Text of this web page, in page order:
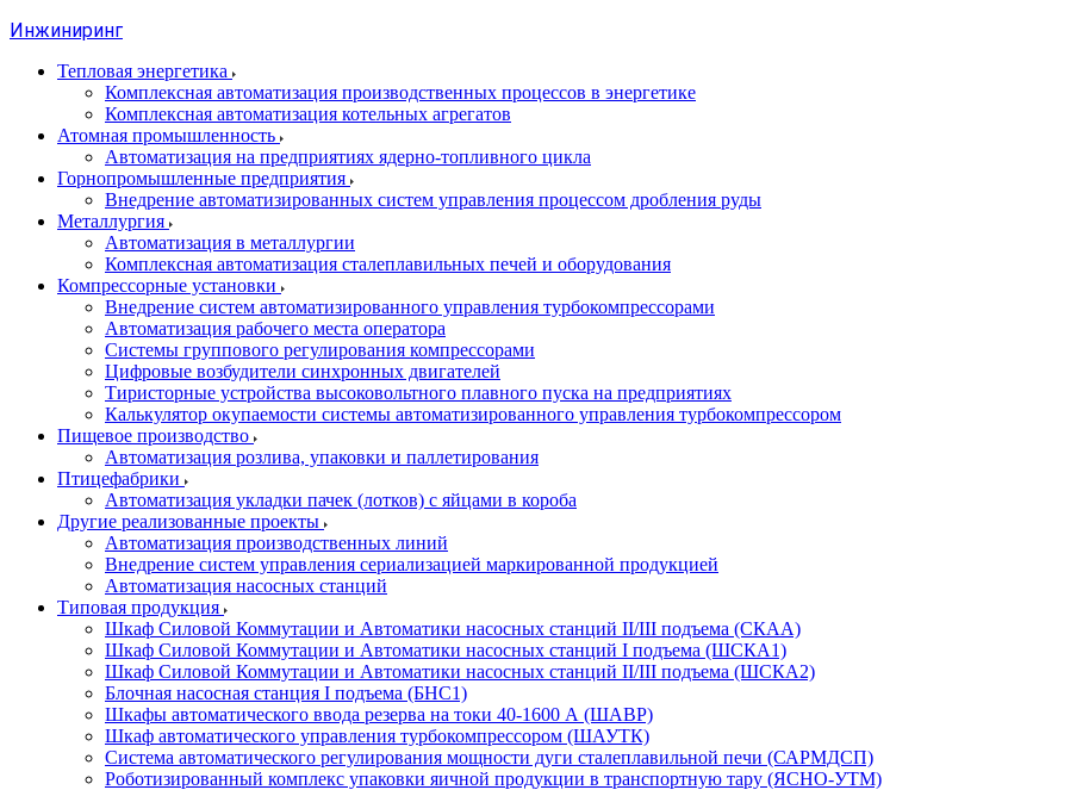
Инжиниринг
Тепловая энергетика
Комплексная автоматизация производственных процессов в энергетике
Комплексная автоматизация котельных агрегатов
Атомная промышленность
Автоматизация на предприятиях ядерно-топливного цикла
Горнопромышленные предприятия
Внедрение автоматизированных систем управления процессом дробления руды
Металлургия
Автоматизация в металлургии
Комплексная автоматизация сталеплавильных печей и оборудования
Компрессорные установки
Внедрение систем автоматизированного управления турбокомпрессорами
Автоматизация рабочего места оператора
Системы группового регулирования компрессорами
Цифровые возбудители синхронных двигателей
Тиристорные устройства высоковольтного плавного пуска на предприятиях
Калькулятор окупаемости системы автоматизированного управления турбокомпрессором
Пищевое производство
Автоматизация розлива, упаковки и паллетирования
Птицефабрики
Автоматизация укладки пачек (лотков) с яйцами в короба
Другие реализованные проекты
Автоматизация производственных линий
Внедрение систем управления сериализацией маркированной продукцией
Автоматизация насосных станций
Типовая продукция
Шкаф Силовой Коммутации и Автоматики насосных станций II/III подъема (СКАА)
Шкаф Силовой Коммутации и Автоматики насосных станций I подъема (ШСКА1)
Шкаф Силовой Коммутации и Автоматики насосных станций II/III подъема (ШСКА2)
Блочная насосная станция I подъема (БНС1)
Шкафы автоматического ввода резерва на токи 40-1600 А (ШАВР)
Шкаф автоматического управления турбокомпрессором (ШАУТК)
Система автоматического регулирования мощности дуги сталеплавильной печи (САРМДСП)
Роботизированный комплекс упаковки яичной продукции в транспортную тару (ЯСНО-УТМ)